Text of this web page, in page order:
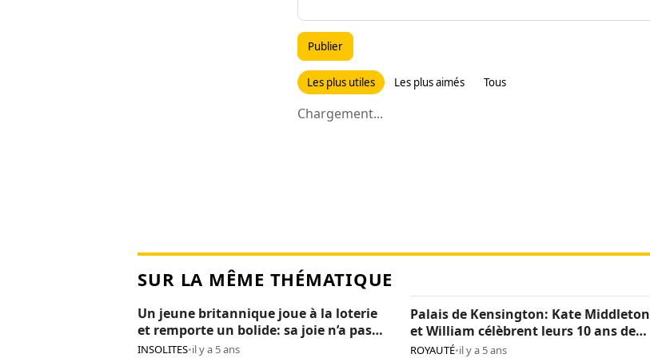
Publier
Les plus utiles Les plus aimés Tous
Chargement...
SUR LA MÊME THÉMATIQUE
Un jeune britannique joue à la loterie
et remporte un bolide: sa joie n’a pas
duré 24H
INSOLITES•il y a 5 ans
Palais de Kensington: Kate Middleton
et William célèbrent leurs 10 ans de
mariage (photos)
ROYAUTÉ•il y a 5 ans